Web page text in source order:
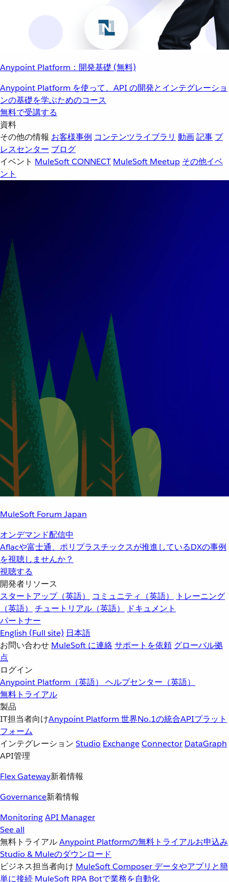
Anypoint Platform：開発基礎 (無料)
Anypoint Platform を使って、API の開発とインテグレーショ
ンの基礎を学ぶためのコース
無料で受講する
資料
その他の情報 お客様事例 コンテンツライブラリ 動画記事 プ
レスセンター ブログ
イベント MuleSoft CONNECT MuleSoft Meetup その他イベ
ント
MuleSoft Forum Japan
オンデマンド配信中
Aflacや富士通、ポリプラスチックスが推進しているDXの事例
を視聴しませんか？
視聴する
開発者リソース
スタートアップ（英語）
コミュニティ（英語）
トレーニング
（英語）
チュートリアル（英語）
ドキュメント
パートナー
English (Full site) 日本語
お問い合わせ MuleSoft に連絡サポートを依頼 グローバル拠
点
ログイン
Anypoint Platform（英語） ヘルプセンター（英語）
無料トライアル
製品
IT担当者向けAnypoint Platform 世界No.1の統合APIプラット
フォーム
インテグレーション Studio ExchangeConnector DataGraph
API管理
Flex Gateway新着情報
Governance新着情報
MonitoringAPI Manager
See all
無料トライアルAnypoint Platformの無料トライアルお申込み
Studio & Muleのダウンロード
ビジネス担当者向け MuleSoft Composer データやアプリと簡
単に接続 MuleSoft RPA Botで業務を自動化